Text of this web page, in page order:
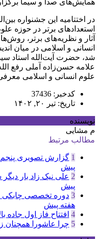
در اختتامیه این جشنواره
استعدادهای برتر در حوزه
آثار و نظریه‌های برتر،
انسانی و اسلامی در میان
شد، حضرت آیت‌الله استاد سید
علامه حسن‌زاده آملی رفع
علوم انسانی و اسلامی
کدخبر: 37436
تاریخ: تیر ۲۰, ۱۴۰۲
نویسنده
م مشایی
مطالب مرتبط
1 گزارش تصویری
پیش
2 علی نیک زاد بار
پیش
3 دوره تخصصی چابکی
هفته پیش
4 افتتاح فاز اول جاده
5 چرا عاشورا همچنان